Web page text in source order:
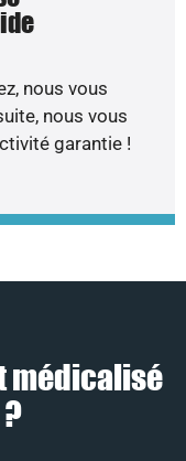
nous vous
nous vous
garantie !
médicalisé